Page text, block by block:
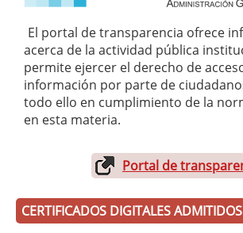
El portal de transparencia ofrece
acerca de la actividad pública
permite ejercer el derecho de
información por parte de
todo ello en cumplimiento de la
en esta materia.
Portal de
CERTIFICADOS DIGITALES ADMITIDOS